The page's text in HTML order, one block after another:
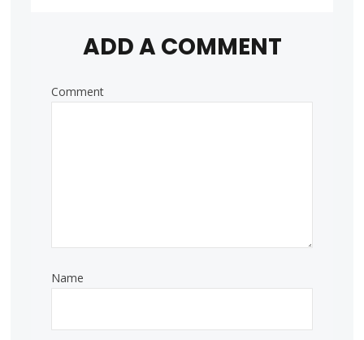
ADD A COMMENT
Comment
Name